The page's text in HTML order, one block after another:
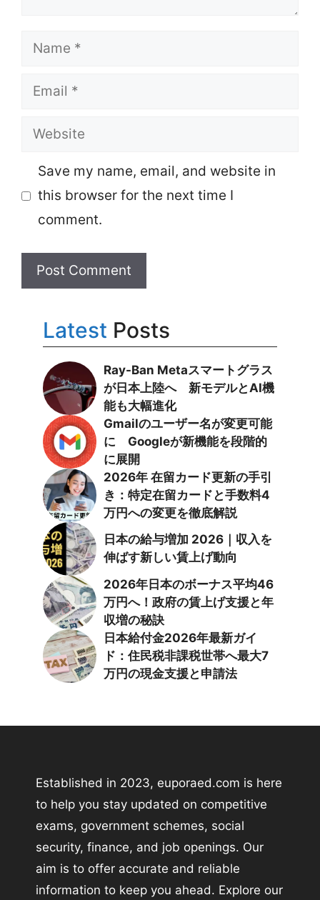
Name
Email
Website
Save my name, email, and website in
this browser for the next time I
comment.
Latest Posts
Ray-Ban Metaスマートグラス
が日本上陸へ 新モデルとAI機
能も大幅進化
Gmailのユーザー名が変更可能
に Googleが新機能を段階的
に展開
2026年 在留カード更新の手引
き：特定在留カードと手数料4
万円への変更を徹底解説
日本の給与増加 2026｜収入を
伸ばす新しい賃上げ動向
2026年日本のボーナス平均46
万円へ！政府の賃上げ支援と年
収増の秘訣
日本給付金2026年最新ガイ
ド：住民税非課税世帯へ最大7
万円の現金支援と申請法
Established in 2023, euporaed.com is here
to help you stay updated on competitive
exams, government schemes, social
security, finance, and job openings. Our
aim is to offer accurate and reliable
information to keep you ahead. Explore our